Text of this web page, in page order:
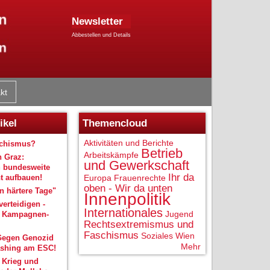
Newsletter
Abbestellen und Details
Graz:
bundesweite
aufbauen!
härtere Tage"
-
Genozid
am ESC!
Krieg und
Themencloud
Aktivitäten und Berichte
Arbeitskämpfe Betrieb
und Gewerkschaft
Europa Frauenrechte Ihr da
oben - Wir da unten
Innenpolitik
Internationales Jugend
Rechtsextremismus und
Faschismus Soziales Wien
Mehr